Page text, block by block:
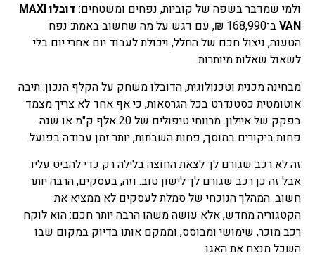
ולמי שמדבר בשפה של קוביות, נפחים ומשטחים:
דובלו MAXI
VAN
ב־168,990 ₪, עם דגש על מה שחשוב באמת: נפח
הטענה, ניצול חכם של החלל, ויכולת לעבוד יום אחרי יום בלי
לשאול שאלות מיותרות.
מבחינה מכנית וטכנולוגית, הדובלו משחק על הקלף הנכון: תיבה
אוטומטית כסטנדרט בכל הגרסאות, כי אף אחד לא צריך מצמד
בפקק של איילון. מרווחי טיפולים של 20 אלף ק"מ או שנה.
פחות ביקורים במוסך, פחות השבתות, יותר זמן עבודה בפועל.
זה לא רכב שגורם לך לצאת החוצה בלילה רק כדי להביט עליו.
אבל זה כן רכב שגורם לך לישון טוב. וזה, בעסקים, הרבה יותר
חשוב. המהלך הנוכחי של סמלת לעסקים לא ממציא את
הקטגוריה מחדש, אלא עושה משהו הרבה יותר חכם: הוא לוקח
רכב מוכר, שימושי ומבוסס, וממקם אותו בדיוק במקום שבו
השכל מנצח את האגו.